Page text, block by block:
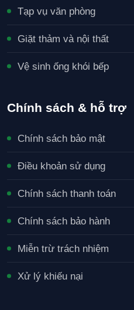
Tạp vụ văn phòng
Giặt thảm và nội thất
Vệ sinh ống khói bếp
Chính sách & hỗ trợ
Chính sách bảo mật
Điều khoản sử dụng
Chính sách thanh toán
Chính sách bảo hành
Miễn trừ trách nhiệm
Xử lý khiếu nại